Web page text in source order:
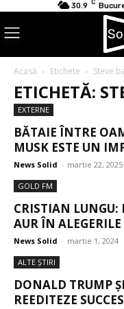
30.9 C
Acasă Etichete Steve
ETICHETĂ:
EXTERNE
BĂTAIE ÎNTRE
MUSK ESTE UN
News Solid - martie 22, 2025
GOLD FM
CRISTIAN LUNGU:
AUR ÎN
News Solid - martie 1, 2024
ALTE ŞTIRI
DONALD TRUMP
REEDITEZE